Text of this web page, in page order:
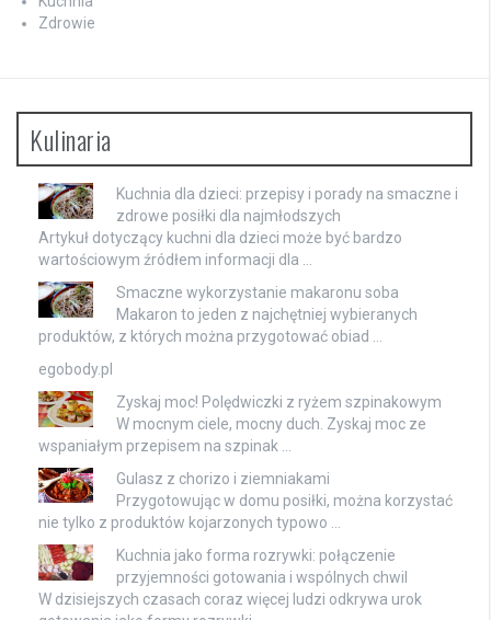
Zdrowie
Kulinaria
Kuchnia dla dzieci: przepisy i porady na smaczne i
zdrowe posiłki dla najmłodszych
Artykuł dotyczący kuchni dla dzieci może być bardzo
wartościowym źródłem informacji dla …
Smaczne wykorzystanie makaronu soba
Makaron to jeden z najchętniej wybieranych
produktów, z których można przygotować obiad …
egobody.pl
Zyskaj moc! Polędwiczki z ryżem szpinakowym
W mocnym ciele, mocny duch. Zyskaj moc ze
wspaniałym przepisem na szpinak …
Gulasz z chorizo i ziemniakami
Przygotowując w domu posiłki, można korzystać
nie tylko z produktów kojarzonych typowo …
Kuchnia jako forma rozrywki: połączenie
przyjemności gotowania i wspólnych chwil
W dzisiejszych czasach coraz więcej ludzi odkrywa urok